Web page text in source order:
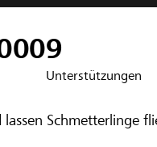
Cadi
Schmetterlinge
9
Unterstützungen